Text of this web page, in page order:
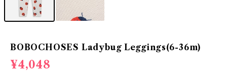
BOBOCHOSES Ladybug Leggings(6-36m)
¥4,048